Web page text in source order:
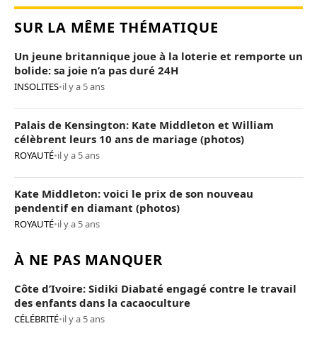
SUR LA MÊME THÉMATIQUE
Un jeune britannique joue à la loterie et remporte un
bolide: sa joie n’a pas duré 24H
INSOLITES•il y a 5 ans
Palais de Kensington: Kate Middleton et William
célèbrent leurs 10 ans de mariage (photos)
ROYAUTÉ•il y a 5 ans
Kate Middleton: voici le prix de son nouveau
pendentif en diamant (photos)
ROYAUTÉ•il y a 5 ans
À NE PAS MANQUER
Côte d’Ivoire: Sidiki Diabaté engagé contre le travail
des enfants dans la cacaoculture
CÉLÉBRITÉ•il y a 5 ans